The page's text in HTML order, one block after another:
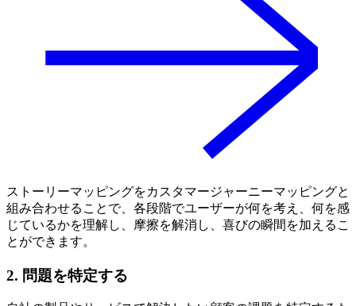
ストーリーマッピングをカスタマージャーニーマッピングと
組み合わせることで、各段階でユーザーが何を考え、何を感
じているかを理解し、摩擦を解消し、喜びの瞬間を加えるこ
とができます。
2. 問題を特定する